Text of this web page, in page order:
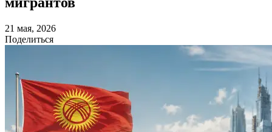
21 мая, 2026
Поделиться